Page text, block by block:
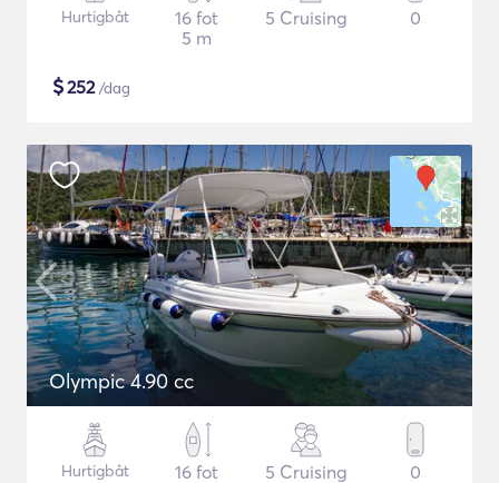
Hurtigbåt
16 fot
5 m
5 Cruising 0
$252/dag
Olympic 4.90 cc
Hurtigbåt
16 fot
5 Cruising 0